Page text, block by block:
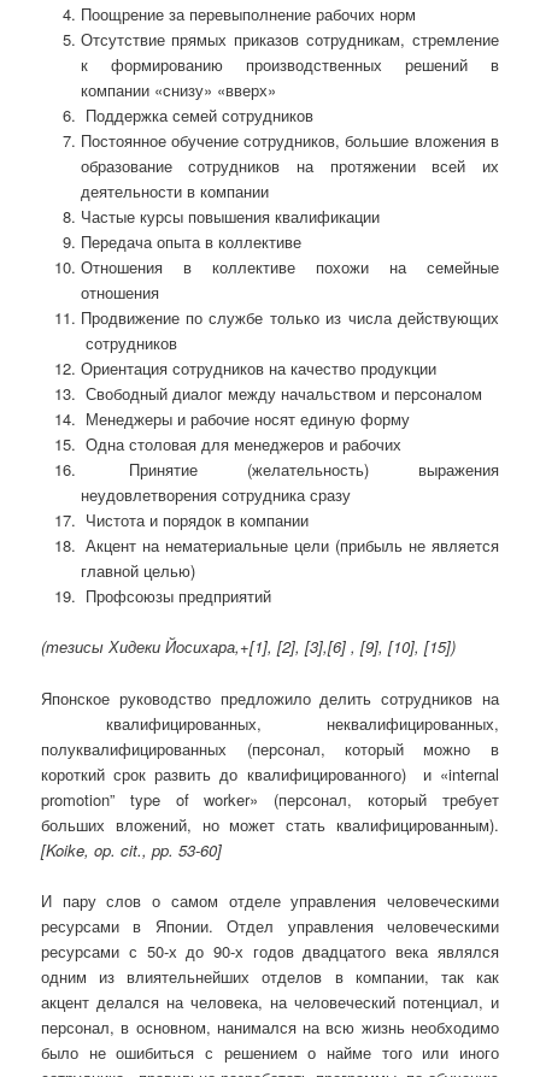
Поощрение за перевыполнение рабочих норм
Отсутствие прямых приказов сотрудникам, стремление
к формированию производственных решений в
компании «снизу» «вверх»
Поддержка семей сотрудников
Постоянное обучение сотрудников, большие вложения в
образование сотрудников на протяжении всей их
деятельности в компании
Частые курсы повышения квалификации
Передача опыта в коллективе
Отношения в коллективе похожи на семейные
отношения
Продвижение по службе только из числа действующих
сотрудников
Ориентация сотрудников на качество продукции
Свободный диалог между начальством и персоналом
Менеджеры и рабочие носят единую форму
Одна столовая для менеджеров и рабочих
Принятие (желательность) выражения
неудовлетворения сотрудника сразу
Чистота и порядок в компании
Акцент на нематериальные цели (прибыль не является
главной целью)
Профсоюзы предприятий
(тезисы Хидеки Йосихара,+[1], [2], [3],[6] , [9], [10], [15])
Японское руководство предложило делить сотрудников на
квалифицированных, неквалифицированных,
полуквалифицированных (персонал, который можно в
короткий срок развить до квалифицированного) и «internal
promotion” type of worker» (персонал, который требует
больших вложений, но может стать квалифицированным).
[Koike,op.cit.,pp. 53-60]
И пару слов о самом отделе управления человеческими
ресурсами в Японии. Отдел управления человеческими
ресурсами с 50-х до 90-х годов двадцатого века являлся
одним из влиятельнейших отделов в компании, так как
акцент делался на человека, на человеческий потенциал, и
персонал, в основном, нанимался на всю жизнь необходимо
было не ошибиться с решением о найме того или иного